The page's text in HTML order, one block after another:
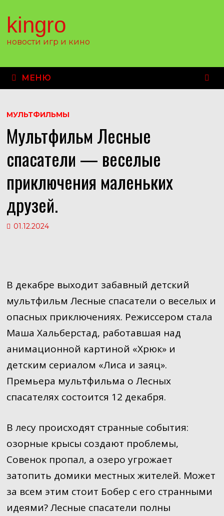
содержимому
kingro
новости игр и кино
МЕНЮ
МУЛЬТФИЛЬМЫ
Мультфильм Лесные
спасатели — веселые
приключения маленьких
друзей.
01.12.2024
В декабре выходит забавный детский
мультфильм Лесные спасатели о веселых и
опасных приключениях. Режиссером стала
Маша Хальберстад, работавшая над
анимационной картиной «Хрюк» и
детским сериалом «Лиса и заяц».
Премьера мультфильма о Лесных
спасателях состоится 12 декабря.
В лесу происходят странные события:
озорные крысы создают проблемы,
Совенок пропал, а озеро угрожает
затопить домики местных жителей. Может
за всем этим стоит Бобер с его странными
идеями? Лесные спасатели полны